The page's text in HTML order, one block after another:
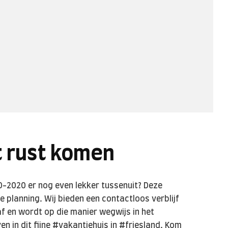
rust komen
er nog even lekker tussenuit? Deze
planning. Wij bieden een contactloos verblijf
wordt op die manier wegwijs in het
in dit fijne #vakantiehuis in #friesland. Kom